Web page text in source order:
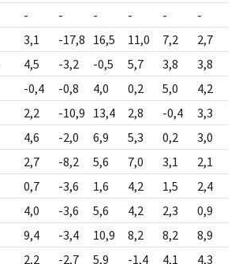
- - - - - -
3,1 -17,8 16,5 11,0 7,2 2,7
4,5 -3,2 -0,5 5,7 3,8 3,8
-0,4 -0,8 4,0 0,2 5,0 4,2
2,2 -10,9 13,4 2,8 -0,4 3,3
4,6 -2,0 6,9 5,3 0,2 3,0
2,7 -8,2 5,6 7,0 3,1 2,1
0,7 -3,6 1,6 4,2 1,5 2,4
4,0 -3,6 5,6 4,2 2,3 0,9
9,4 -3,4 10,9 8,2 8,2 8,9
2,2 -2,7 5,9 -1,4 4,1 4,3